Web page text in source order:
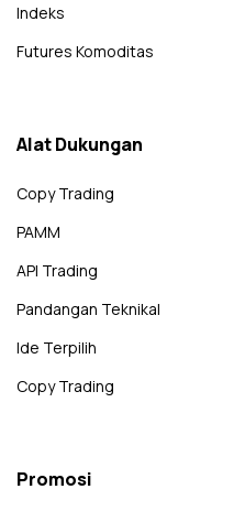
Indeks
Futures Komoditas
Alat Dukungan
Copy Trading
PAMM
API Trading
Pandangan Teknikal
Ide Terpilih
Copy Trading
Promosi